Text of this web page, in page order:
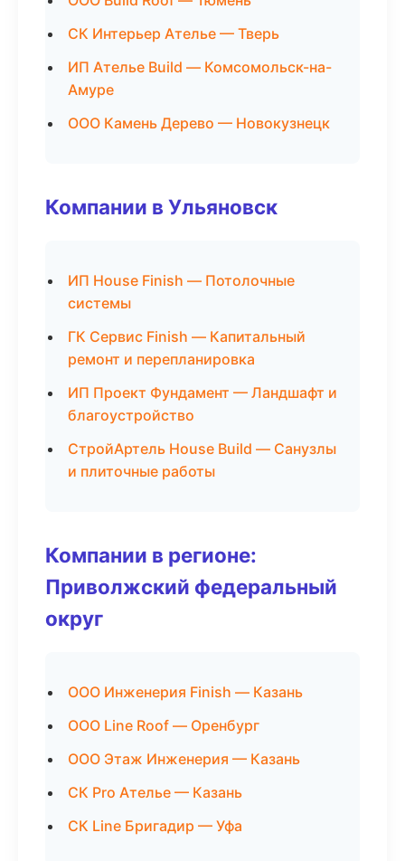
СК Интерьер Ателье — Тверь
ИП Ателье Build — Комсомольск-на-
Амуре
ООО Камень Дерево — Новокузнецк
Компании в Ульяновск
ИП House Finish — Потолочные
системы
ГК Сервис Finish — Капитальный
ремонт и перепланировка
ИП Проект Фундамент — Ландшафт и
благоустройство
СтройАртель House Build — Санузлы
и плиточные работы
Компании в регионе:
Приволжский федеральный
округ
ООО Инженерия Finish — Казань
ООО Line Roof — Оренбург
ООО Этаж Инженерия — Казань
СК Pro Ателье — Казань
СК Line Бригадир — Уфа